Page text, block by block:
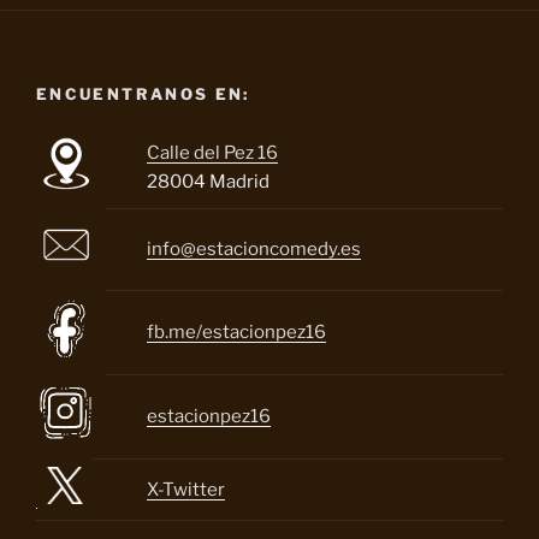
ENCUENTRANOS EN:
Calle del Pez 16
28004 Madrid
info@estacioncomedy.es
fb.me/estacionpez16
estacionpez16
X-Twitter